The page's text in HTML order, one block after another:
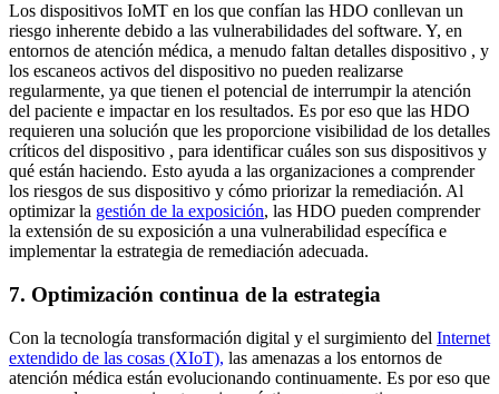
Los dispositivos IoMT en los que confían las HDO conllevan un
riesgo inherente debido a las vulnerabilidades del software. Y, en
entornos de atención médica, a menudo faltan detalles dispositivo , y
los escaneos activos del dispositivo no pueden realizarse
regularmente, ya que tienen el potencial de interrumpir la atención
del paciente e impactar en los resultados. Es por eso que las HDO
requieren una solución que les proporcione visibilidad de los detalles
críticos del dispositivo , para identificar cuáles son sus dispositivos y
qué están haciendo. Esto ayuda a las organizaciones a comprender
los riesgos de sus dispositivo y cómo priorizar la remediación. Al
optimizar la gestión de la exposición, las HDO pueden comprender
la extensión de su exposición a una vulnerabilidad específica e
implementar la estrategia de remediación adecuada.
7. Optimización continua de la estrategia
Con la tecnología transformación digital y el surgimiento del Internet
extendido de las cosas (XIoT), las amenazas a los entornos de
atención médica están evolucionando continuamente. Es por eso que